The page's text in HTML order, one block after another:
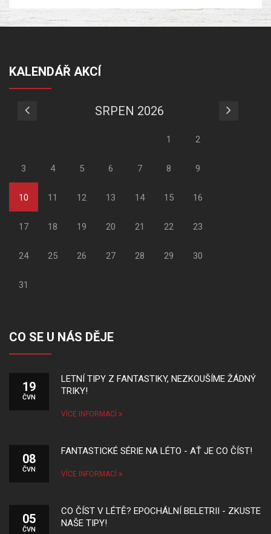
KALENDÁŘ AKCÍ
SRPEN 2026
1 2
3 4 5 6 7 8 9
10 11 12 13 14 15 16
17 18 19 20 21 22 23
24 25 26 27 28 29 30
31
CO SE U NÁS DĚJE
19
ČVN
LETNÍ TIPY Z FANTASTIKY, NEZKOUŠÍME ŽÁDNÝ
TRIKY!
VÍCE INFORMACÍ
08
ČVN
FANTASTICKÉ SÉRIE NA LÉTO - AŤ JE CO ČÍST!
VÍCE INFORMACÍ
05
ČVN
CO ČÍST V LÉTĚ? EPOCHÁLNÍ BELETRII - ZKUSTE
NAŠE TIPY!